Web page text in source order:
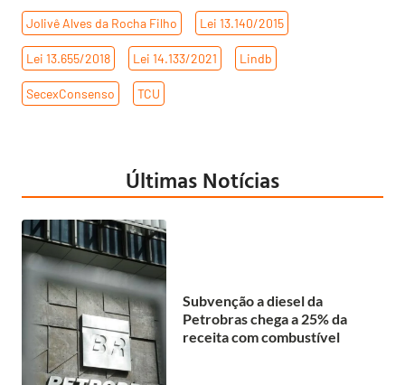
Jolivê Alves da Rocha Filho Lei 13.140/2015
Lei 13.655/2018 Lei 14.133/2021 Lindb
SecexConsenso TCU
Últimas Notícias
Subvenção a diesel da
Petrobras chega a 25% da
receita com combustível